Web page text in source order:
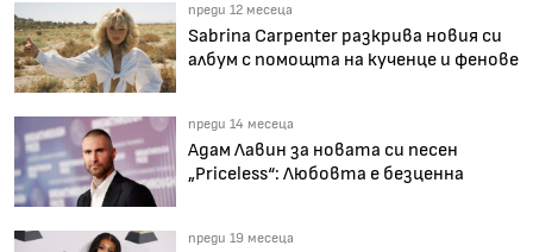
преди 12 месеца
Sabrina Carpenter разкрива новия си
албум с помощта на кученце и фенове
преди 14 месеца
Адам Лавин за новата си песен
„Priceless“: Любовта е безценна
преди 19 месеца